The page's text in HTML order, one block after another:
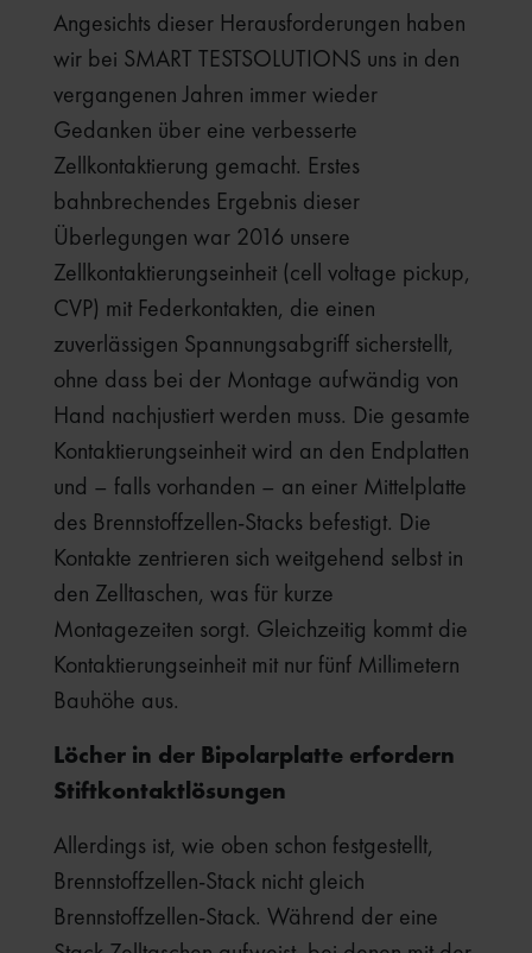
Angesichts dieser Herausforderungen haben
wir bei SMART TESTSOLUTIONS uns in den
vergangenen Jahren immer wieder
Gedanken über eine verbesserte
Zellkontaktierung gemacht. Erstes
bahnbrechendes Ergebnis dieser
Überlegungen war 2016 unsere
Zellkontaktierungseinheit (cell voltage pickup,
CVP) mit Federkontakten, die einen
zuverlässigen Spannungsabgriff sicherstellt,
ohne dass bei der Montage aufwändig von
Hand nachjustiert werden muss. Die gesamte
Kontaktierungseinheit wird an den Endplatten
und – falls vorhanden – an einer Mittelplatte
des Brennstoffzellen-Stacks befestigt. Die
Kontakte zentrieren sich weitgehend selbst in
den Zelltaschen, was für kurze
Montagezeiten sorgt. Gleichzeitig kommt die
Kontaktierungseinheit mit nur fünf Millimetern
Bauhöhe aus.
Löcher in der Bipolarplatte erfordern
Stiftkontaktlösungen
Allerdings ist, wie oben schon festgestellt,
Brennstoffzellen-Stack nicht gleich
Brennstoffzellen-Stack. Während der eine